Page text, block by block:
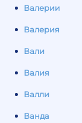
Валерии
Валерия
Вали
Валия
Валли
Ванда